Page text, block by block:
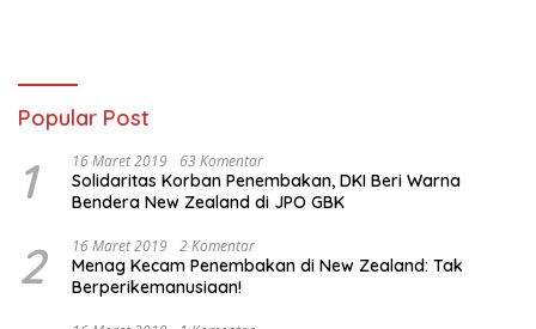
Popular Post
1 16 Maret 2019 63 Komentar
Solidaritas Korban Penembakan, DKI Beri Warna
Bendera New Zealand di JPO GBK
2 16 Maret 2019 2 Komentar
Menag Kecam Penembakan di New Zealand: Tak
Berperikemanusiaan!